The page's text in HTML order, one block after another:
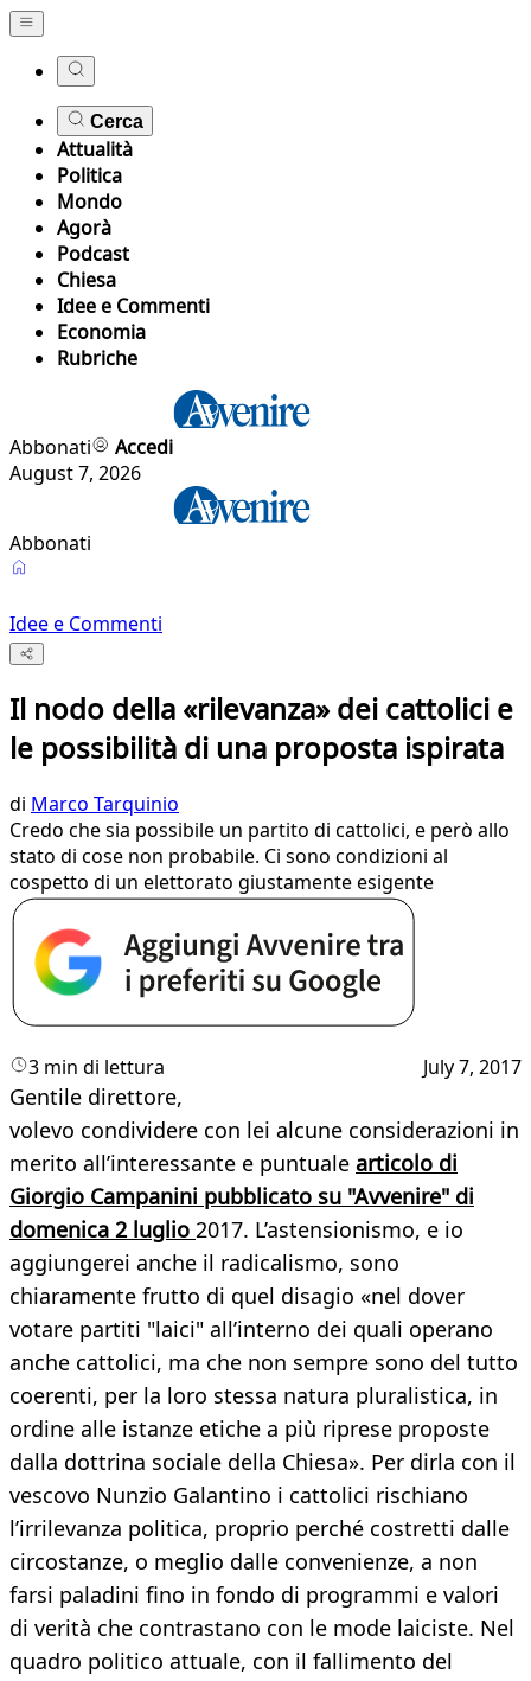
Cerca
Attualità
Politica
Mondo
Agorà
Podcast
Chiesa
Idee e Commenti
Economia
Rubriche
Abbonati
Accedi
August 7, 2026
Abbonati
Idee e Commenti
Il nodo della «rilevanza» dei cattolici e
le possibilità di una proposta ispirata
di Marco Tarquinio
Credo che sia possibile un partito di cattolici, e però allo
stato di cose non probabile. Ci sono condizioni al
cospetto di un elettorato giustamente esigente
3 min di lettura July 7, 2017
Gentile direttore,
volevo condividere con lei alcune considerazioni in
merito all’interessante e puntuale articolo di
Giorgio Campanini pubblicato su "Avvenire" di
domenica 2 luglio 2017. L’astensionismo, e io
aggiungerei anche il radicalismo, sono
chiaramente frutto di quel disagio «nel dover
votare partiti "laici" all’interno dei quali operano
anche cattolici, ma che non sempre sono del tutto
coerenti, per la loro stessa natura pluralistica, in
ordine alle istanze etiche a più riprese proposte
dalla dottrina sociale della Chiesa». Per dirla con il
vescovo Nunzio Galantino i cattolici rischiano
l’irrilevanza politica, proprio perché costretti dalle
circostanze, o meglio dalle convenienze, a non
farsi paladini fino in fondo di programmi e valori
di verità che contrastano con le mode laiciste. Nel
quadro politico attuale, con il fallimento del